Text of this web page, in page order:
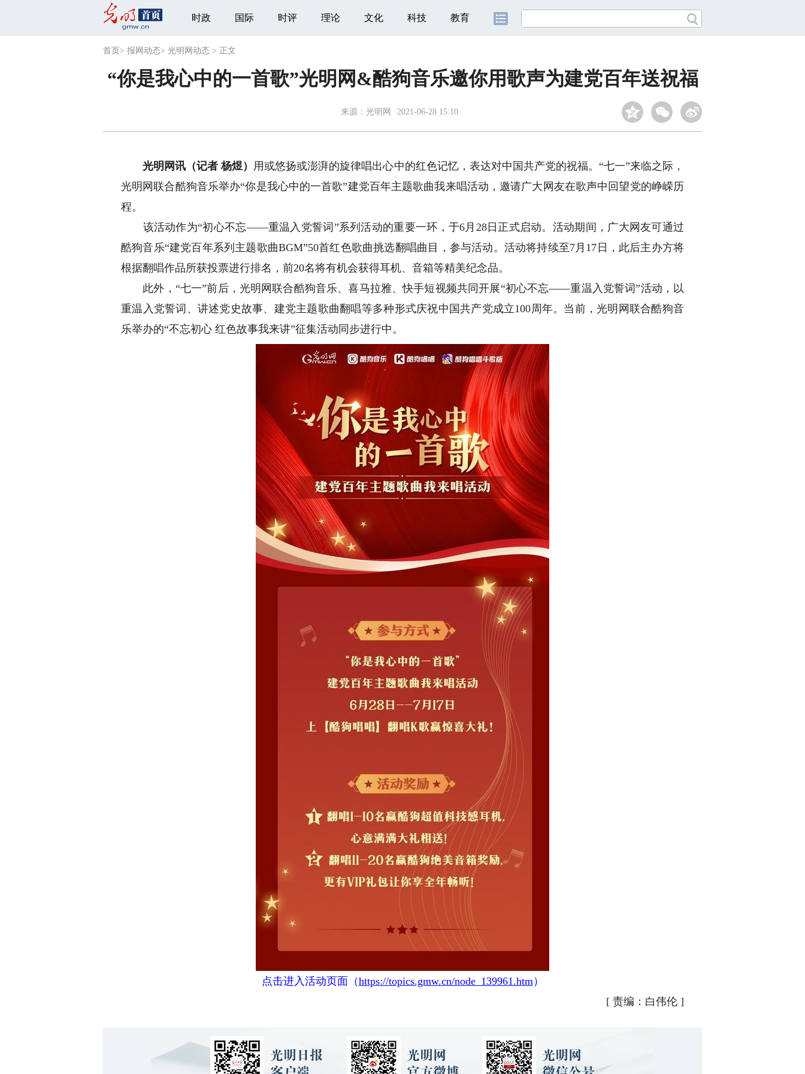
时政 国际 时评 理论 文化 科技 教育
首页 > 报网动态> 光明网动态 > 正文
“你是我心中的一首歌”光明网&酷狗音乐邀你用歌声为建党百年送祝福
来源： 光明网 2021-06-28 15:10
光明网讯（记者 杨煜） 用或悠扬或澎湃的旋律唱出心中的红色记忆，表达对中国共产党的祝福。“七一”来临之际，
光明网联合酷狗音乐举办“你是我心中的一首歌”建党百年主题歌曲我来唱活动，邀请广大网友在歌声中回望党的峥嵘历
程。
该活动作为“初心不忘——重温入党誓词”系列活动的重要一环，于6月28日正式启动。活动期间，广大网友可通过
酷狗音乐“建党百年系列主题歌曲BGM”50首红色歌曲挑选翻唱曲目，参与活动。活动将持续至7月17日，此后主办方将
根据翻唱作品所获投票进行排名，前20名将有机会获得耳机、音箱等精美纪念品。
此外，“七一”前后，光明网联合酷狗音乐、喜马拉雅、快手短视频共同开展“初心不忘——重温入党誓词”活动，以
重温入党誓词、讲述党史故事、建党主题歌曲翻唱等多种形式庆祝中国共产党成立100周年。当前，光明网联合酷狗音
乐举办的“不忘初心 红色故事我来讲”征集活动同步进行中。
点击进入活动页面（https://topics.gmw.cn/node_139961.htm）
[ 责编：白伟伦 ]